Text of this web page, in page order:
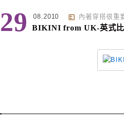
29 08.2010 內著穿搭很重
BIKINI from UK-英式比